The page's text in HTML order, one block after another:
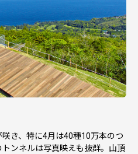
き、特に4月は40種10万本のつ
ンネルは写真映えも抜群。山頂